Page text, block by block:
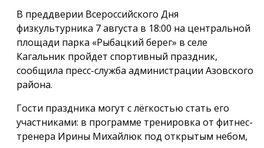
В преддверии Всероссийского Дня
физкультурника 7 августа в 18:00 на центральной
площади парка «Рыбацкий берег» в селе
Кагальник пройдет спортивный праздник,
сообщила пресс-служба администрации Азовского
района.
Гости праздника могут с лёгкостью стать его
участниками: в программе тренировка от фитнес-
тренера Ирины Михайлюк под открытым небом,